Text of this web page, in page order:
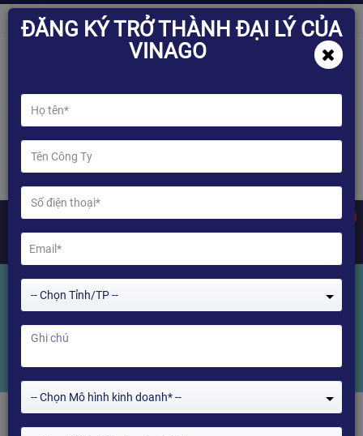
Tin tức
ĐĂNG KÝ TRỞ THÀNH ĐẠI LÝ CỦA
VINAGO
-- Chọn Tỉnh/TP --
-- Chọn Mô hình kinh doanh* --